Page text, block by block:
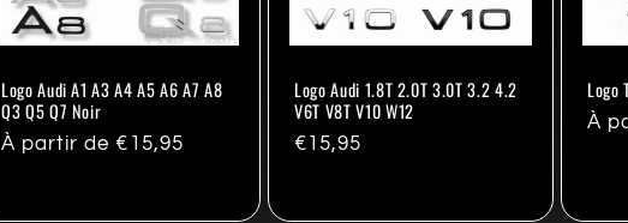
Logo Audi A1 A3 A4 A5 A6 A7 A8
Q3 Q5 Q7 Noir
Prix
À partir de €15,95
Logo Audi 1.8T 2.0T 3.0T 3.2 4.2
V6T V8T V10 W12
Prix
€15,95
Logo
Prix
À